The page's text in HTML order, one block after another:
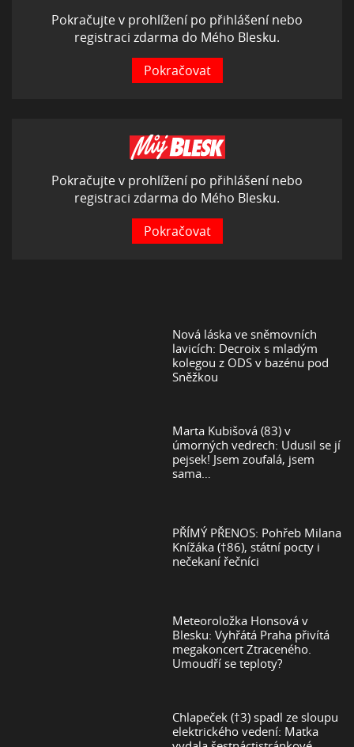
Pokračujte v prohlížení po přihlášení nebo
registraci zdarma do Mého Blesku.
Pokračovat
Pokračujte v prohlížení po přihlášení nebo
registraci zdarma do Mého Blesku.
Pokračovat
Nová láska ve sněmovních
lavicích: Decroix s mladým
kolegou z ODS v bazénu pod
Sněžkou
Marta Kubišová (83) v
úmorných vedrech: Udusil se jí
pejsek! Jsem zoufalá, jsem
sama…
PŘÍMÝ PŘENOS: Pohřeb Milana
Knížáka (†86), státní pocty i
nečekaní řečníci
Meteoroložka Honsová v
Blesku: Vyhřátá Praha přivítá
megakoncert Ztraceného.
Umoudří se teploty?
Chlapeček (†3) spadl ze sloupu
elektrického vedení: Matka